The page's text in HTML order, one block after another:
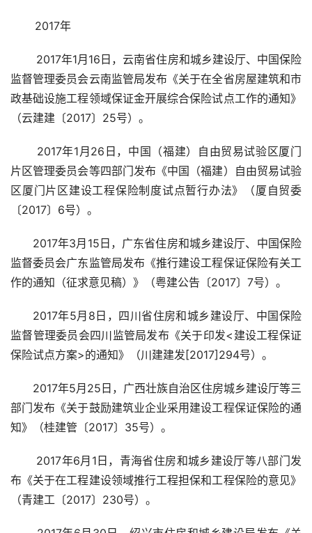
       2017年
监督管理委员会云南监管局发布《关于在全省房屋建筑和市
政基础设施工程领域保证金开展综合保险试点工作的通知》
（云建建〔2017〕25号）。
片区管理委员会等四部门发布《中国（福建）自由贸易试验
区厦门片区建设工程保险制度试点暂行办法》（厦自贸委
〔2017〕6号）。
2017年3月15日，广东省住房和城乡建设厅、中国保险
监督委员会广东监管局发布《推行建设工程保证保险有关工
作的通知（征求意见稿）》（粤建公告〔2017〕7号）。
2017年5月8日，四川省住房和城乡建设厅、中国保险
监督管理委员会四川监管局发布《关于印发<建设工程保证
保险试点方案>的通知》（川建建发[2017]294号）。
2017年5月25日，广西壮族自治区住房城乡建设厅等三
部门发布《关于鼓励建筑业企业采用建设工程保证保险的通
知》（桂建管〔2017〕35号）。
布《关于在工程建设领域推行工程担保和工程保险的意见》
（青建工〔2017〕230号）。